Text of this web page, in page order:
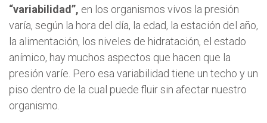
“variabilidad”, en los organismos vivos la presión
varía, según la hora del día, la edad, la estación del año,
la alimentación, los niveles de hidratación, el estado
anímico, hay muchos aspectos que hacen que la
presión varíe. Pero esa variabilidad tiene un techo y un
piso dentro de la cual puede fluir sin afectar nuestro
organismo.